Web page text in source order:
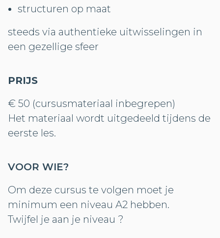
structuren op maat
steeds via authentieke uitwisselingen in
een gezellige sfeer
PRIJS
€ 50 (cursusmateriaal inbegrepen)
Het materiaal wordt uitgedeeld tijdens de
eerste les.
VOOR WIE?
Om deze cursus te volgen moet je
minimum een niveau A2 hebben.
Twijfel je aan je niveau ?